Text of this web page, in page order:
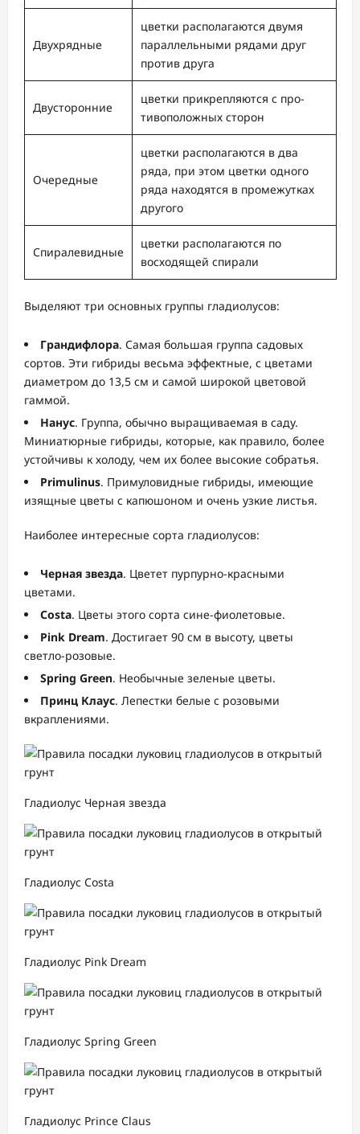
Двухрядные
цветки располагаются двумя
парал­лельными рядами друг
против друга
Двусторонние
цветки прикрепляются с про­
тивоположных сторон
Очередные
цветки располагаются в два
ряда, при этом цветки одного
ряда находятся в промежутках
другого
Спиралевидные
цветки располагаются по
восходящей спирали
Выделяют три основных группы гладиолусов:
Грандифлора. Самая большая группа садовых
сортов. Эти гибриды весьма эффектные, с цветами
диаметром до 13,5 см и самой широкой цветовой
гаммой.
Нанус. Группа, обычно выращиваемая в саду.
Миниатюрные гибриды, которые, как правило, более
устойчивы к холоду, чем их более высокие собратья.
Primulinus. Примуловидные гибриды, имеющие
изящные цветы с капюшоном и очень узкие листья.
Наиболее интересные сорта гладиолусов:
Черная звезда. Цветет пурпурно-красными
цветами.
Costa. Цветы этого сорта сине-фиолетовые.
Pink Dream. Достигает 90 см в высоту, цветы
светло-розовые.
Spring Green. Необычные зеленые цветы.
Принц Клаус. Лепестки белые с розовыми
вкраплениями.
Гладиолус Черная звезда
Гладиолус Costa
Гладиолус Pink Dream
Гладиолус Spring Green
Гладиолус Prince Claus